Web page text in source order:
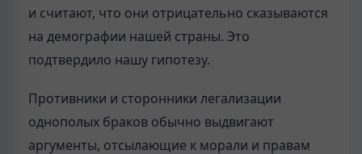
и считают, что они отрицательно сказываются
на демографии нашей страны. Это
подтвердило нашу гипотезу.
Противники и сторонники легализации
однополых браков обычно выдвигают
аргументы, отсылающие к морали и правам